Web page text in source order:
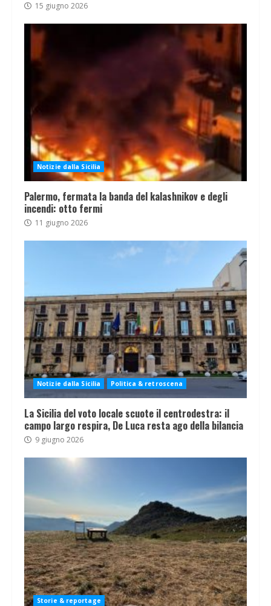
15 giugno 2026
Notizie dalla Sicilia
Palermo, fermata la banda del kalashnikov e degli
incendi: otto fermi
11 giugno 2026
Notizie dalla Sicilia Politica & retroscena
La Sicilia del voto locale scuote il centrodestra: il
campo largo respira, De Luca resta ago della bilancia
9 giugno 2026
Storie & reportage